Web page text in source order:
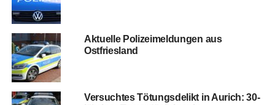
Aktu­el­le Poli­zei­mel­dun­gen aus
Ostfriesland
Ver­such­tes Tötungs­de­likt in Aurich: 30-